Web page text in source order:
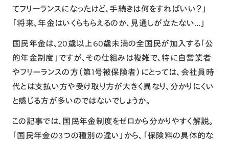
てフリーランスになったけど、手続きは何をすればいい？」
「将来、年金はいくらもらえるのか、見通しが立たない…」
国民年金は、20歳以上60歳未満の全国民が加入する「公
的年金制度」ですが、その仕組みは複雑で、特に自営業者
やフリーランスの方（第1号被保険者）にとっては、会社員時
代とは支払い方や受け取り方が大きく異なり、分かりにくい
と感じる方が多いのではないでしょうか。
この記事では、国民年金制度をゼロから分かりやすく解説。
「国民年金の3つの種別の違い」から、「保険料の具体的な